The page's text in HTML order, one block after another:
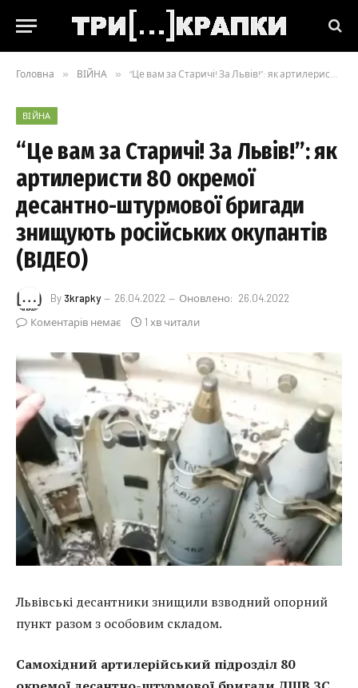
Головна » ВІЙНА » “Це вам за Старичі! За Львів!”: як артилеристи 80 окремої десантно-штурмової бригади знищують російських окупантів (ВІДЕО)
ВІЙНА
“Це вам за Старичі! За Львів!”: як
артилеристи 80 окремої
десантно-штурмової бригади
знищують російських окупантів
(ВІДЕО)
By 3krapky 26.04.2022 Оновлено: 26.04.2022
Коментарів немає
1 хв читали
Львівські десантники знищили взводний опорний
пункт разом з особовим складом.
Самохідний артилерійський підрозділ 80